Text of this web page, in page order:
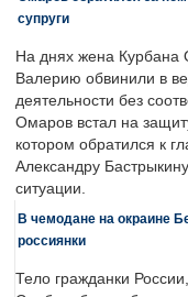
супруги
На днях жена Курбана
Валерию обвинили в
деятельности без
Омаров встал на
котором обратился к
Александру
ситуации.
В чемодане на окраине
россиянки
Тело гражданки